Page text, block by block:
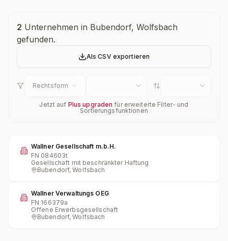
Unternehmensübersicht
2 Unternehmen in Bubendorf, Wolfsbach
gefunden.
Als CSV exportieren
Rechtsform
Jetzt auf Plus upgraden für erweiterte Filter- und
Sortierungsfunktionen
Wallner Gesellschaft m.b.H.
FN 084603t
Gesellschaft mit beschränkter Haftung
Bubendorf, Wolfsbach
Wallner Verwaltungs OEG
FN 166379a
Offene Erwerbsgesellschaft
Bubendorf, Wolfsbach